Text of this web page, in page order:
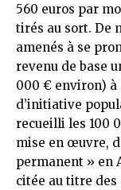
560 euros par
tirés au sort. De
amenés à se
revenu de base
000 € environ) à
d’initiative
recueilli les 100
mise en œuvre,
permanent » en
citée au titre